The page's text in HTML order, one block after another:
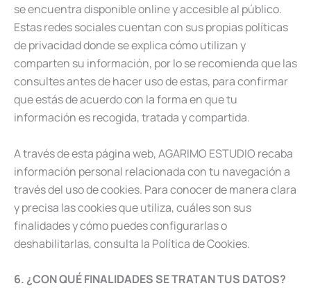
se encuentra disponible online y accesible al público.
Estas redes sociales cuentan con sus propias políticas
de privacidad donde se explica cómo utilizan y
comparten su información, por lo se recomienda que las
consultes antes de hacer uso de estas, para confirmar
que estás de acuerdo con la forma en que tu
información es recogida, tratada y compartida.
A través de esta página web, AGARIMO ESTUDIO recaba
información personal relacionada con tu navegación a
través del uso de cookies. Para conocer de manera clara
y precisa las cookies que utiliza, cuáles son sus
finalidades y cómo puedes configurarlas o
deshabilitarlas, consulta la Política de Cookies.
6. ¿CON QUÉ FINALIDADES SE TRATAN TUS DATOS?